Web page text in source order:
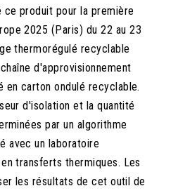
produit pour la première
2025 (Paris) du 22 au 23
thermorégulé recyclable
d'approvisionnement
en carton ondulé recyclable.
d'isolation et la quantité
par un algorithme
avec un laboratoire
transferts thermiques. Les
les résultats de cet outil de